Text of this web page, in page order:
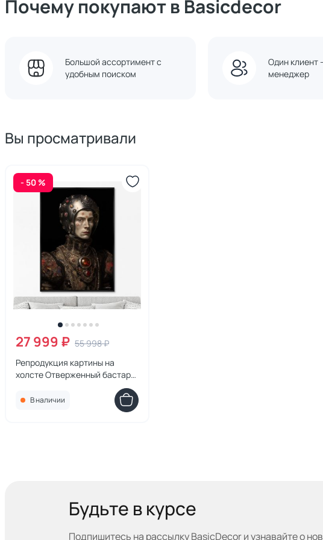
Почему покупают в Basicdecor
Большой ассортимент с
удобным поиском
Один клиент
менеджер
Вы просматривали
- 50 %
27 999 ₽ 55 998 ₽
Репродукция картины на
холсте Отверженный бастард
В наличии
Будьте в курсе
Подпишитесь на рассылку BasicDecor и узнавайтео